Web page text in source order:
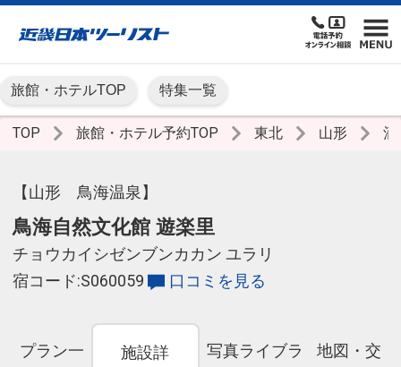
旅館・ホテルTOP 特集一覧
TOP 旅館・ホテル予約TOP 東北 山形
【山形 鳥海温泉】
鳥海自然文化館 遊楽里
チョウカイシゼンブンカカン ユラリ
宿コード:S060059
口コミを見る
プラン一
施設詳
写真ライブラ
地図・交